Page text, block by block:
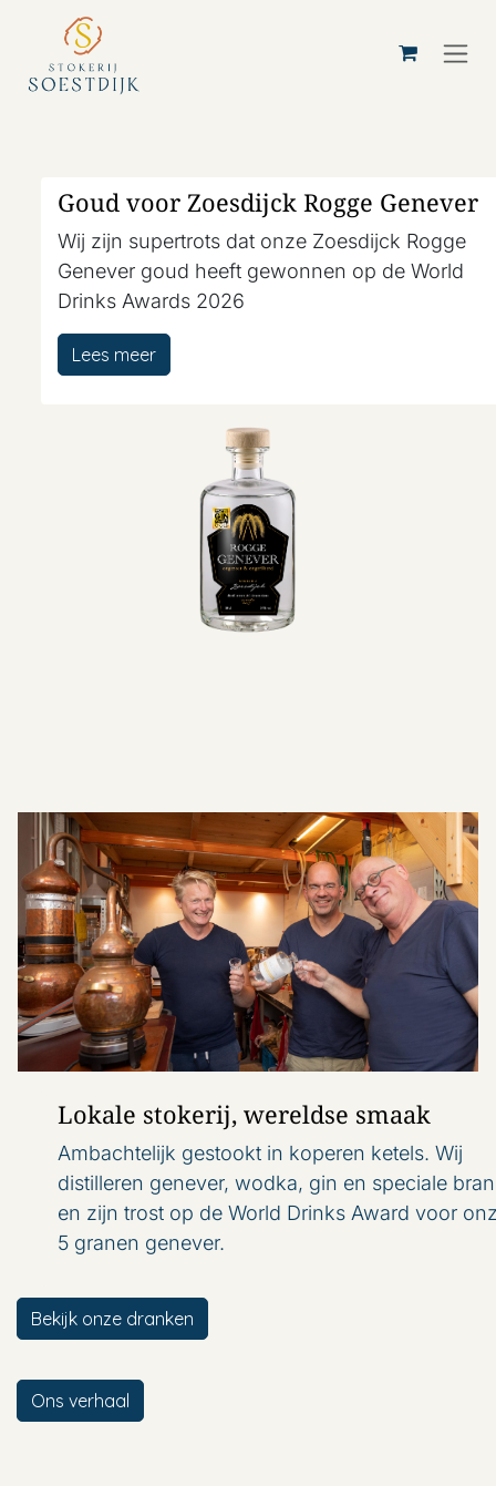
Overslaan naar inhoud
Goud voor Zoesdijck Rogge Genever
Wij zijn supertrots dat onze Zoesdijck Rogge
Genever goud heeft gewonnen op de World
Drinks Awards 2026
Lees meer
Lokale stokerij, wereldse smaak
Ambachtelijk gestookt in koperen ketels. Wij
distilleren genever, wodka, gin en speciale
en zijn trost op de World Drinks Award voor
5 granen genever.
Bekijk onze dranken
Ons verhaal